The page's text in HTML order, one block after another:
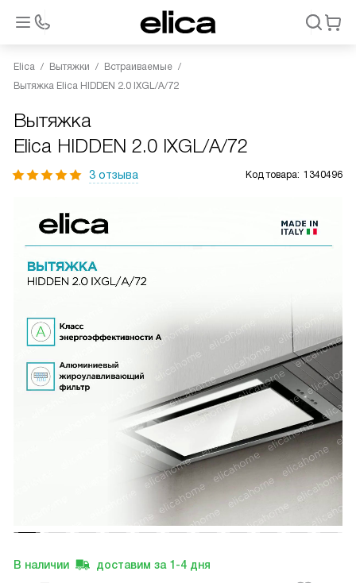
Elica Вытяжки
Встраиваемые
Вытяжка Elica HIDDEN 2.0 IXGL/A/72
Вытяжка
Elica HIDDEN 2.0 IXGL/A/72
3 отзыва Код товара: 1340496
В наличии доставим за 1-4 дня